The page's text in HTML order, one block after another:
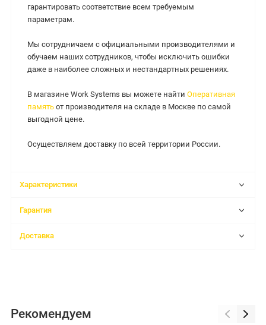
гарантировать соответствие всем требуемым
параметрам.
Мы сотрудничаем с официальными производителями и
обучаем наших сотрудников, чтобы исключить ошибки
даже в наиболее сложных и нестандартных решениях.
В магазине Work Systems вы можете найти Оперативная
память от производителя на складе в Москве по самой
выгодной цене.
Осуществляем доставку по всей территории России.
Характеристики
Гарантия
Доставка
Рекомендуем